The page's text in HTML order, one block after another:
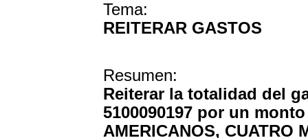
Tema:
REITERAR GASTOS
Resumen:
Reiterar la totalidad del
5100090197 por un
AMERICANOS, CUATRO